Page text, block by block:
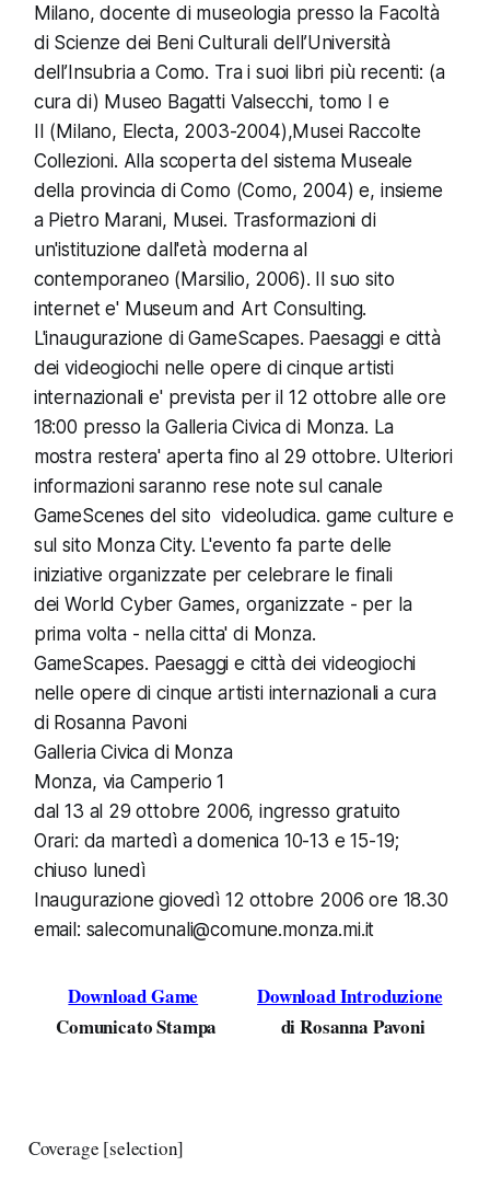
Milano, docente di museologia presso la Facoltà
di Scienze dei Beni Culturali dell’Università
dell’Insubria a Como. Tra i suoi libri più recenti: (a
cura di) Museo Bagatti Valsecchi, tomo I e
II (Milano, Electa, 2003-2004),Musei Raccolte
Collezioni. Alla scoperta del sistema Museale
della provincia di Como (Como, 2004) e, insieme
a Pietro Marani, Musei. Trasformazioni di
un'istituzione dall'età moderna al
contemporaneo (Marsilio, 2006). Il suo sito
internet e' Museum and Art Consulting.
L'inaugurazione di GameScapes. Paesaggi e città
dei videogiochi nelle opere di cinque artisti
internazionali e' prevista per il 12 ottobre alle ore
18:00 presso la Galleria Civica di Monza. La
mostra restera' aperta fino al 29 ottobre. Ulteriori
informazioni saranno rese note sul canale
GameScenes del sitovideoludica. game culture e
sul sito Monza City. L'evento fa parte delle
iniziative organizzate per celebrare le finali
deiWorld Cyber Games, organizzate - per la
prima volta - nella citta' di Monza.
GameScapes. Paesaggi e città dei videogiochi
nelle opere di cinque artisti internazionali a cura
di Rosanna Pavoni
Galleria Civica di Monza
Monza, via Camperio 1
dal 13 al 29 ottobre 2006, ingresso gratuito
Orari: da martedì a domenica 10-13 e 15-19;
chiuso lunedì
Inaugurazione giovedì 12 ottobre 2006 ore 18.30
email: salecomunali@comune.monza.mi.it
Download Game
Comunicato Stampa
Download Introduzione
di Rosanna Pavoni
Coverage [selection]